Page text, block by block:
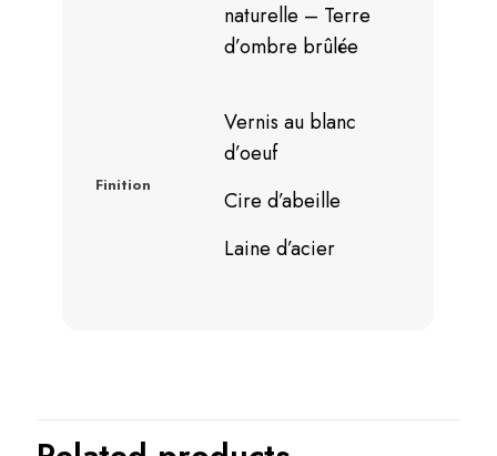
naturelle – Terre
d’ombre brûlée
Finition
Vernis au blanc
d’oeuf
Cire d’abeille
Laine d’acier